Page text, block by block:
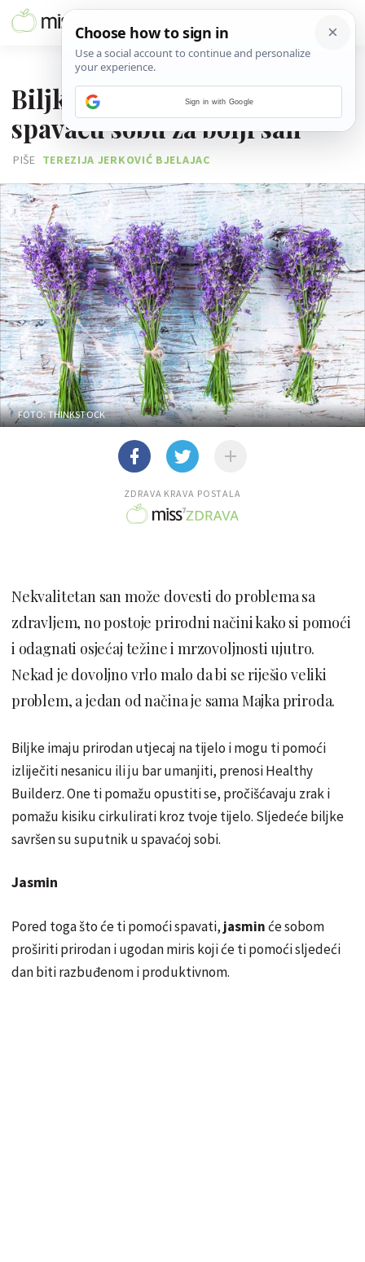
Biljke koje treba staviti u
spavaću sobu za bolji san
PIŠE TEREZIJA JERKOVIĆ BJELAJAC
FOTO: THINKSTOCK
ZDRAVA KRAVA POSTALA
Nekvalitetan san može dovesti do problema sa
zdravljem, no postoje prirodni načini kako si pomoći
i odagnati osjećaj težine i mrzovoljnosti ujutro.
Nekad je dovoljno vrlo malo da bi se riješio veliki
problem, a jedan od načina je sama Majka priroda.
Biljke imaju prirodan utjecaj na tijelo i mogu ti pomoći
izliječiti nesanicu ili ju bar umanjiti, prenosi Healthy
Builderz. One ti pomažu opustiti se, pročišćavaju zrak i
pomažu kisiku cirkulirati kroz tvoje tijelo. Sljedeće biljke
savršen su suputnik u spavaćoj sobi.
Jasmin
Pored toga što će ti pomoći spavati, jasminće sobom
proširiti prirodan i ugodan miris koji će ti pomoći sljedeći
dan biti razbuđenom i produktivnom.
Sign in with Google